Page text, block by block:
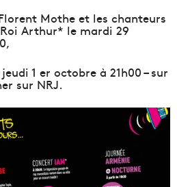
Mothe et les chanteurs
Arthur* le mardi 29
1 er octobre à 21h00 – sur
sur NRJ.